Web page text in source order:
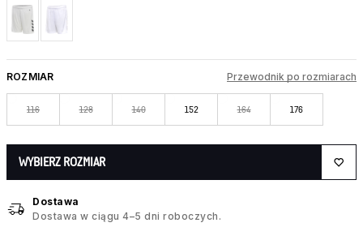
ROZMIAR Przewodnik po rozmiarach
116 128 140 152 164 176
WYBIERZ ROZMIAR
Dostawa
Dostawa w ciągu 4–5 dni roboczych.